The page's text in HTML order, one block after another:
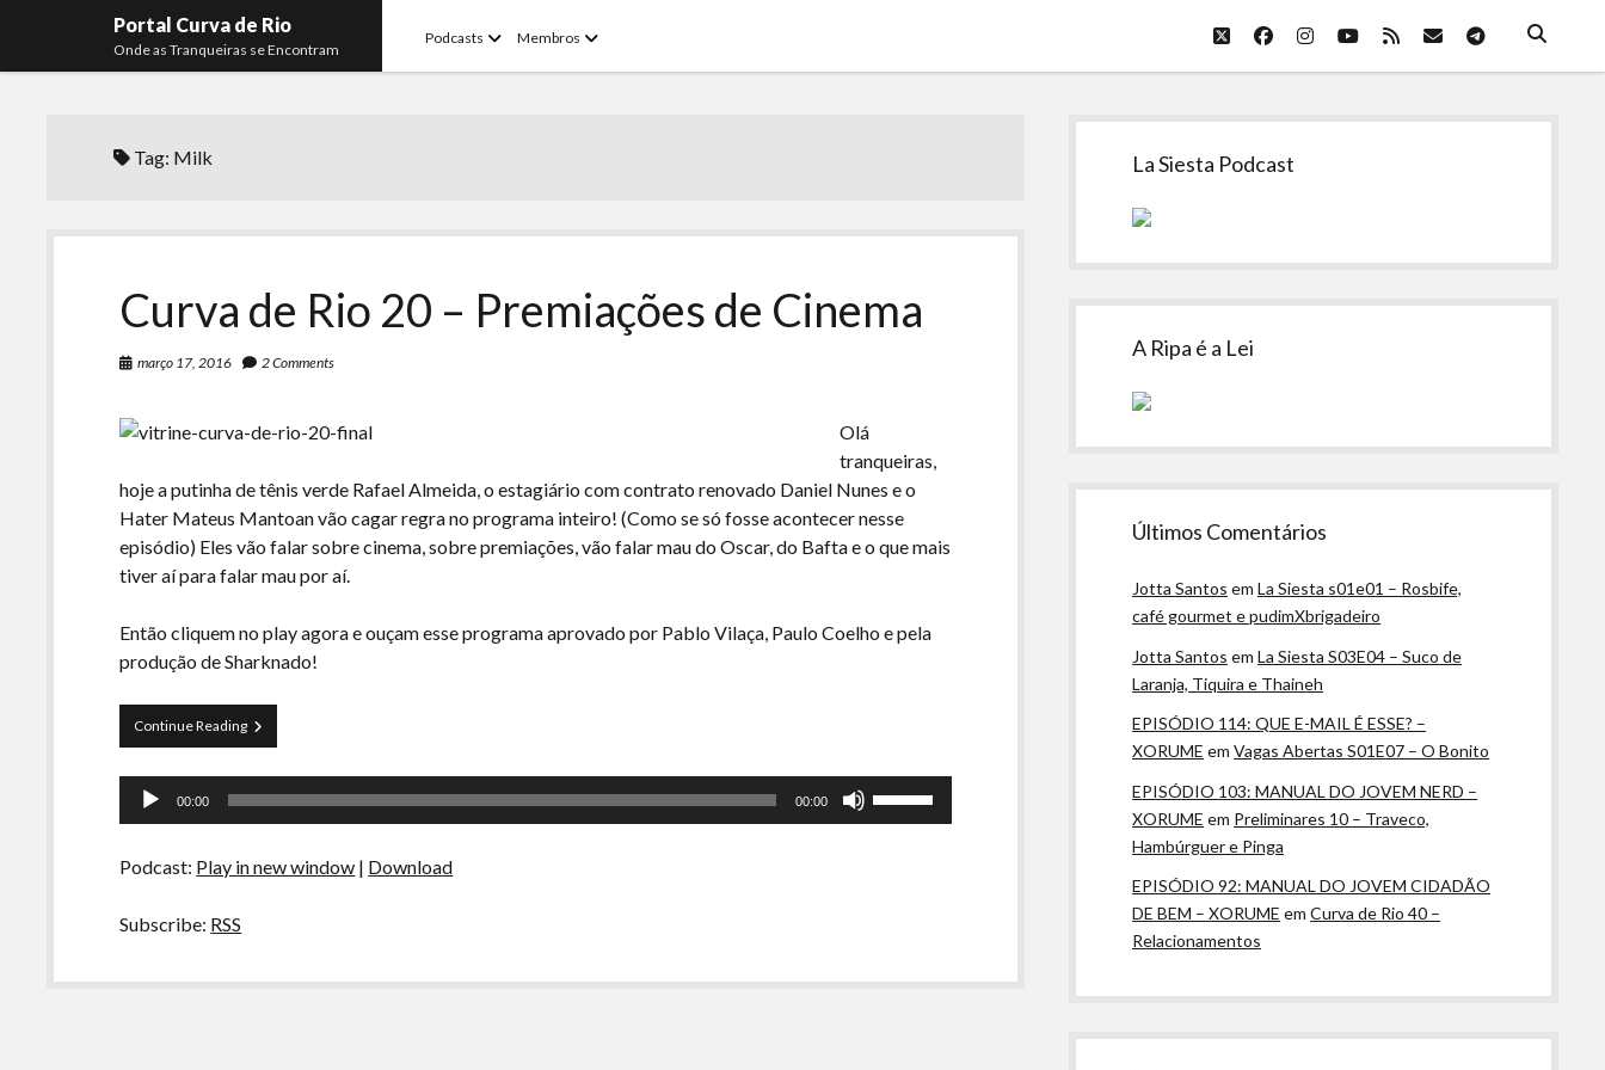
Portal Curva de Rio
Onde as Tranqueiras se Encontram
Podcasts openMembros open
twitterfacebookinstagram
youtube
rss emailtelegram
Tag: Milk
Curva de Rio 20 – Premiações de Cinema
março 17, 2016 2 Comments
Olá
tranqueiras,
hoje a putinha de tênis verde Rafael Almeida, o estagiário com contrato renovado Daniel Nunes e o
Hater Mateus Mantoan vão cagar regra no programa inteiro! (Como se só fosse acontecer nesse
episódio) Eles vão falar sobre cinema, sobre premiações, vão falar mau do Oscar, do Bafta e o que mais
tiver aí para falar mau por aí.
Então cliquem no play agora e ouçam esse programa aprovado por Pablo Vilaça, Paulo Coelho e pela
produção de Sharknado!
Continue ReadingCurva
de
–
Cinema
Tocador
00:00 00:00
Podcast: Play in new window | Download
Subscribe: RSS
Sidebar
La Siesta Podcast
A Ripa é a Lei
Últimos Comentários
Jotta Santos emLa Siesta s01e01 – Rosbife,
café gourmet e pudimXbrigadeiro
Jotta Santos emLa Siesta S03E04 – Suco de
Laranja, Tiquira e Thaineh
EPISÓDIO 114: QUE E-MAIL É ESSE? –
XORUME emVagas Abertas S01E07 – O Bonito
EPISÓDIO 103: MANUAL DO JOVEM NERD –
XORUME em Preliminares 10 – Traveco,
Hambúrguer e Pinga
EPISÓDIO 92: MANUAL DO JOVEM CIDADÃO
DE BEM – XORUME emCurva de Rio 40 –
Relacionamentos